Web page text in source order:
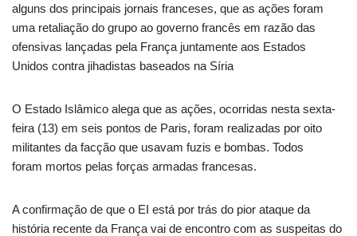
alguns dos principais jornais franceses, que as ações foram
uma retaliação do grupo ao governo francês em razão das
ofensivas lançadas pela França juntamente aos Estados
Unidos contra jihadistas baseados na Síria
O Estado Islâmico alega que as ações, ocorridas nesta sexta-
feira (13) em seis pontos de Paris, foram realizadas por oito
militantes da facção que usavam fuzis e bombas. Todos
foram mortos pelas forças armadas francesas.
A confirmação de que o EI está por trás do pior ataque da
história recente da França vai de encontro com as suspeitas do